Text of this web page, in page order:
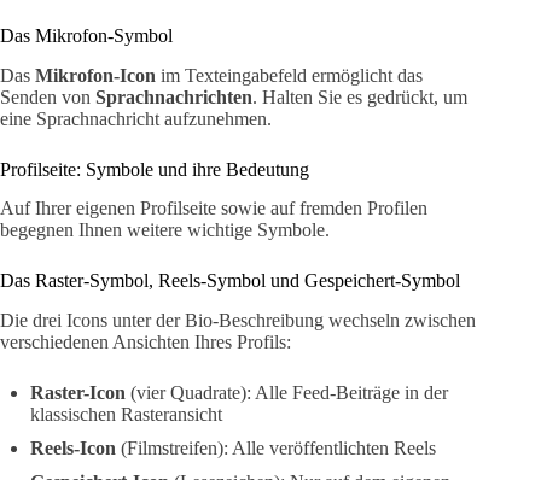
Das Mikrofon-Symbol
Das Mikrofon-Icon im Texteingabefeld ermöglicht das
Senden von Sprachnachrichten. Halten Sie es gedrückt, um
eine Sprachnachricht aufzunehmen.
Profilseite: Symbole und ihre Bedeutung
Auf Ihrer eigenen Profilseite sowie auf fremden Profilen
begegnen Ihnen weitere wichtige Symbole.
Das Raster-Symbol, Reels-Symbol und Gespeichert-Symbol
Die drei Icons unter der Bio-Beschreibung wechseln zwischen
verschiedenen Ansichten Ihres Profils:
Raster-Icon (vier Quadrate): Alle Feed-Beiträge in der
klassischen Rasteransicht
Reels-Icon (Filmstreifen): Alle veröffentlichten Reels